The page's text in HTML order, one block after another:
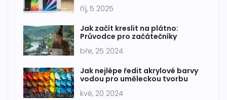
říj, 5 2025
Jak začít kreslit na plátno:
Průvodce pro začátečníky
bře, 25 2024
Jak nejlépe ředit akrylové barvy
vodou pro uměleckou tvorbu
kvě, 20 2024